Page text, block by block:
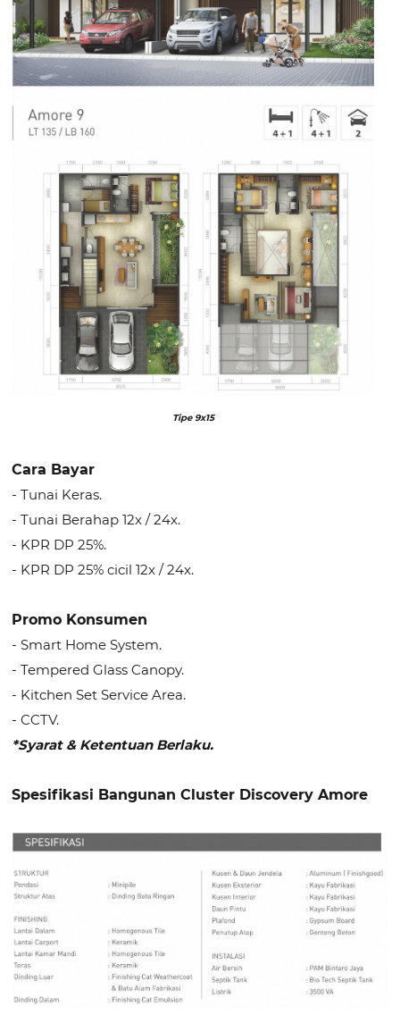
Tipe 9x15
Cara Bayar
- Tunai Keras.
- Tunai Berahap 12x / 24x.
- KPR DP 25%.
- KPR DP 25% cicil 12x / 24x.
Promo Konsumen
- Smart Home System.
- Tempered Glass Canopy.
- Kitchen Set Service Area.
- CCTV.
*Syarat & Ketentuan Berlaku.
Spesifikasi Bangunan Cluster Discovery Amore